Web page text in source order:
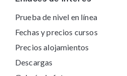
Prueba de nivel en línea
Fechas y precios cursos
Precios alojamientos
Descargas